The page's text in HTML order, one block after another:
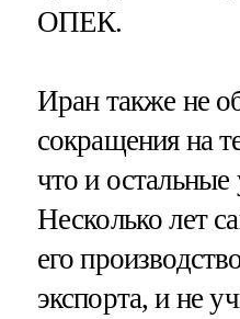
ОПЕК.
Иран также не
сокращения на
что и
Несколько лет
его
экспорта, и не